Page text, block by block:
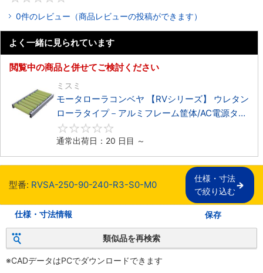
0件のレビュー（商品レビューの投稿ができます）
よく一緒に見られています
閲覧中の商品と併せてご検討ください
ミスミ
モータローラコンベヤ 【RVシリーズ】 ウレタン
ローラタイプ－アルミフレーム筐体/AC電源タイ
プ－
通常出荷日：20 日目 ～
型番: RVSA-250-90-240-R3-S0-M0
仕様・寸法
で絞り込む
仕様・寸法情報 保存
類似品を再検索
※CADデータはPCでダウンロードできます